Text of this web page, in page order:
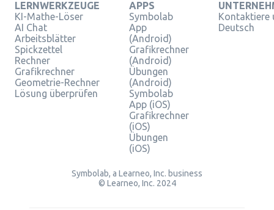
LERNWERKZEUGE
KI-Mathe-Löser
AI Chat
Arbeitsblätter
Spickzettel
Rechner
Grafikrechner
Geometrie-Rechner
Lösung überprüfen
APPS
Symbolab
App
(Android)
Grafikrechner
(Android)
Übungen
(Android)
Symbolab
App (iOS)
Grafikrechner
(iOS)
Übungen
(iOS)
Kontaktiere
Deutsch
Symbolab, a Learneo, Inc. business
© Learneo, Inc. 2024